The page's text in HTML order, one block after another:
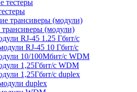
(модули)
RJ-45 1.25 Гбит/c
RJ-45 10 Гбит/c
10/100Мбит/с WDM
1,25Гбит/с WDM
1,25Гбит/с duplex
duplex